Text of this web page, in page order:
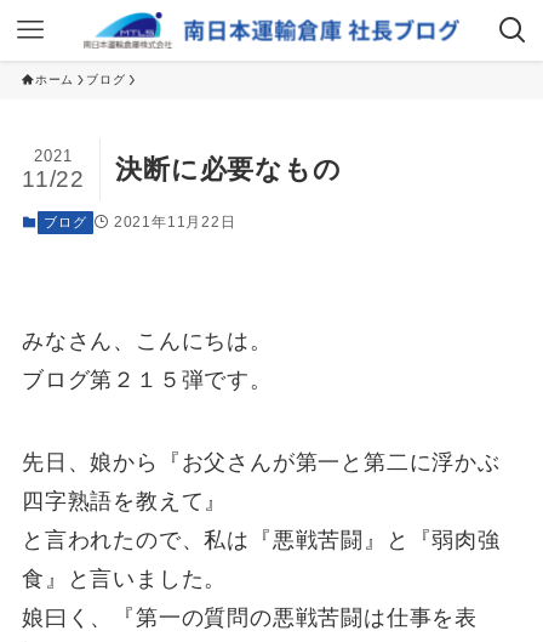
ホーム ブログ
決断に必要なもの
2021
11/22
ブログ 2021年11月22日
みなさん、こんにちは。
ブログ第２１５弾です。
先日、娘から『お父さんが第一と第二に浮かぶ
四字熟語を教えて』
と言われたので、私は『悪戦苦闘』と『弱肉強
食』と言いました。
娘曰く、『第一の質問の悪戦苦闘は仕事を表